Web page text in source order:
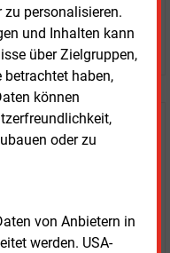
personalisieren.
und Inhalten kann
über Zielgruppen,
betrachtet haben,
können
oder zu
von Anbietern in
werden. USA-